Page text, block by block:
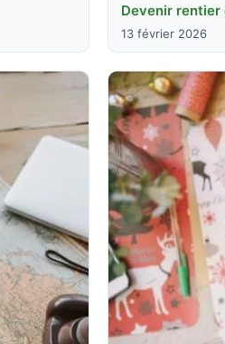
Devenir rentier
13 février 2026